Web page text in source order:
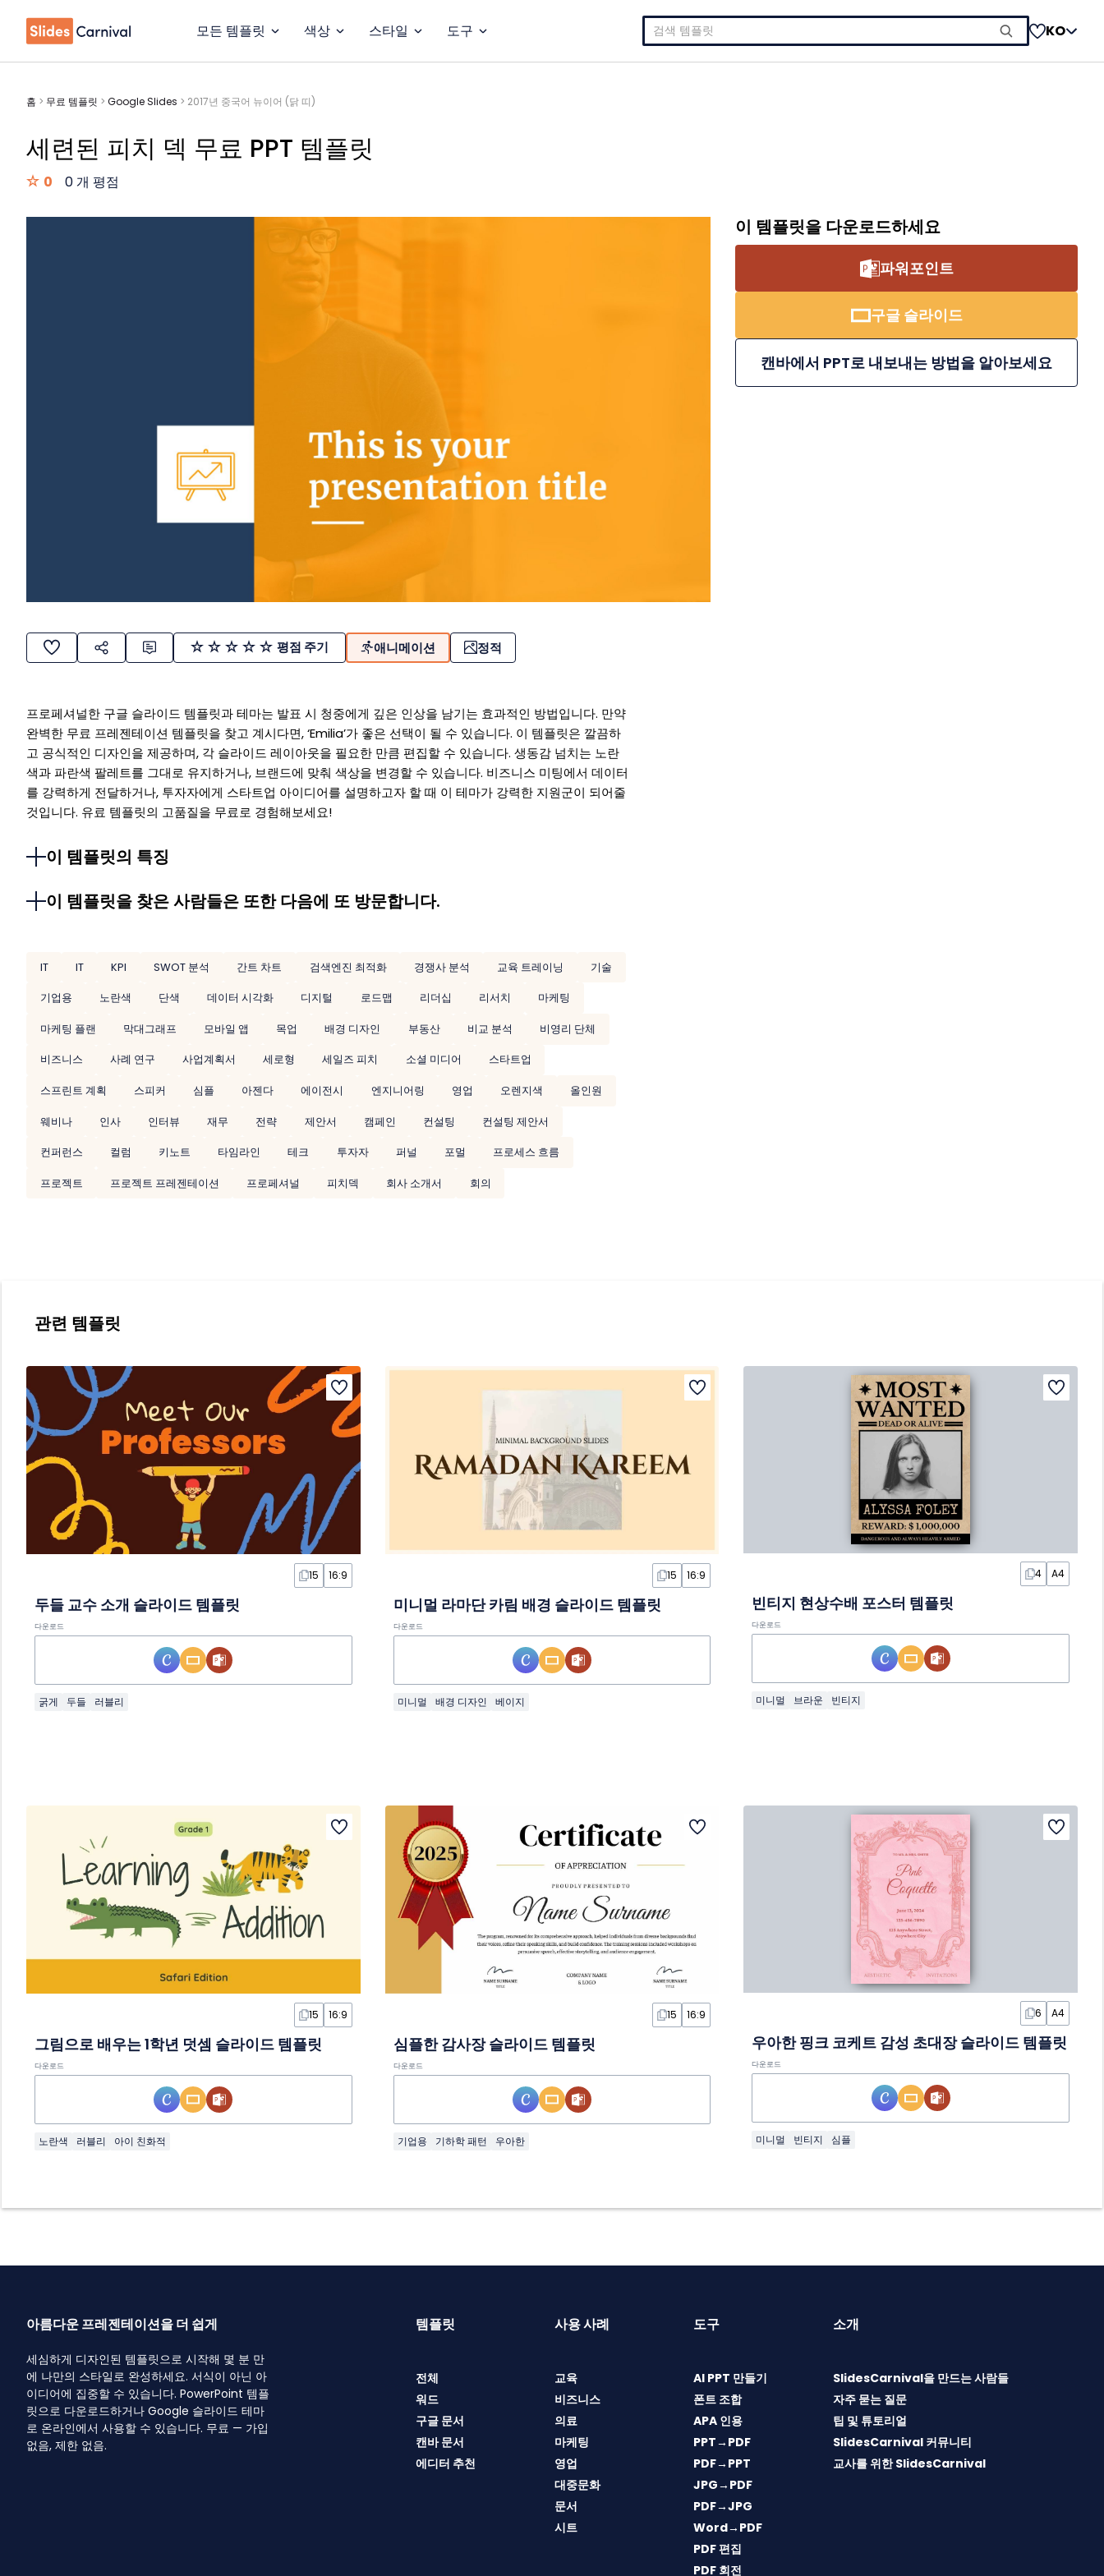
모든 템플릿 색상 스타일 도구
색:
KO
홈 > 무료 템플릿 > Google Slides > 2017년 중국어 뉴이어 (닭 띠)
세련된 피치 덱 무료 PPT 템플릿
0 0 개 평점
평점 주기 애니메이션 정적
프로페셔널한 구글 슬라이드 템플릿과 테마는 발표 시 청중에게 깊은 인상을 남기는 효과적인 방법입니다. 만약
완벽한 무료 프레젠테이션 템플릿을 찾고 계시다면, ‘Emilia’가 좋은 선택이 될 수 있습니다. 이 템플릿은 깔끔하
고 공식적인 디자인을 제공하며, 각 슬라이드 레이아웃을 필요한 만큼 편집할 수 있습니다. 생동감 넘치는 노란
색과 파란색 팔레트를 그대로 유지하거나, 브랜드에 맞춰 색상을 변경할 수 있습니다. 비즈니스 미팅에서 데이터
를 강력하게 전달하거나, 투자자에게 스타트업 아이디어를 설명하고자 할 때 이 테마가 강력한 지원군이 되어줄
것입니다. 유료 템플릿의 고품질을 무료로 경험해보세요!
이 템플릿의 특징
이 템플릿을 찾은 사람들은 또한 다음에 또 방문합니다.
IT IT KPI SWOT 분석 간트 차트 검색엔진 최적화 경쟁사 분석 교육 트레이닝
기술
기업용
노란색 단색 데이터 시각화 디지털 로드맵 리더십 리서치
마케팅
마케팅 플랜
막대그래프 모바일 앱 목업 배경 디자인 부동산 비교 분석
비영리 단체
비즈니스
사례 연구 사업계획서 세로형 세일즈 피치 소셜 미디어
스타트업
스프린트 계획
스피커 심플 아젠다 에이전시 엔지니어링 영업 오렌지색
올인원
웨비나
인사 인터뷰 재무 전략 제안서 캠페인 컨설팅
컨설팅 제안서
컨퍼런스
컬럼 키노트 타임라인 테크 투자자 퍼널 포멀
프로세스 흐름
프로젝트
프로젝트 프레젠테이션 프로페셔널 피치덱 회사 소개서 회의
이 템플릿을 다운로드하세요
파워포인트
구글 슬라이드
캔바에서 PPT로 내보내는 방법을 알아보세요
관련 템플릿
15 16:9
두들 교수 소개 슬라이드 템플릿
다운로드
굵게 두들 러블리
15 16:9
미니멀 라마단 카림 배경 슬라이드 템플릿
다운로드
미니멀 배경 디자인 베이지
4 A4
빈티지 현상수배 포스터 템플릿
다운로드
미니멀 브라운 빈티지
15 16:9
그림으로 배우는 1학년 덧셈 슬라이드 템플릿
다운로드
노란색 러블리 아이 친화적
15 16:9
심플한 감사장 슬라이드 템플릿
다운로드
기업용 기하학 패턴 우아한
6 A4
우아한 핑크 코케트 감성 초대장 슬라이드 템플릿
다운로드
미니멀 빈티지 심플
아름다운 프레젠테이션을 더 쉽게
세심하게 디자인된 템플릿으로 시작해 몇 분 만
에 나만의 스타일로 완성하세요. 서식이 아닌 아
이디어에 집중할 수 있습니다. PowerPoint 템플
릿으로 다운로드하거나 Google 슬라이드 테마
로 온라인에서 사용할 수 있습니다. 무료 — 가입
없음, 제한 없음.
템플릿
전체
워드
구글 문서
캔바 문서
에디터 추천
사용 사례
교육
비즈니스
의료
마케팅
영업
대중문화
문서
시트
도구
AI PPT 만들기
폰트 조합
APA 인용
PPT→PDF
PDF→PPT
JPG→PDF
PDF→JPG
Word→PDF
PDF 편집
PDF 회전
소개
SlidesCarnival을 만드는 사람들
자주 묻는 질문
팁 및 튜토리얼
SlidesCarnival 커뮤니티
교사를 위한 SlidesCarnival